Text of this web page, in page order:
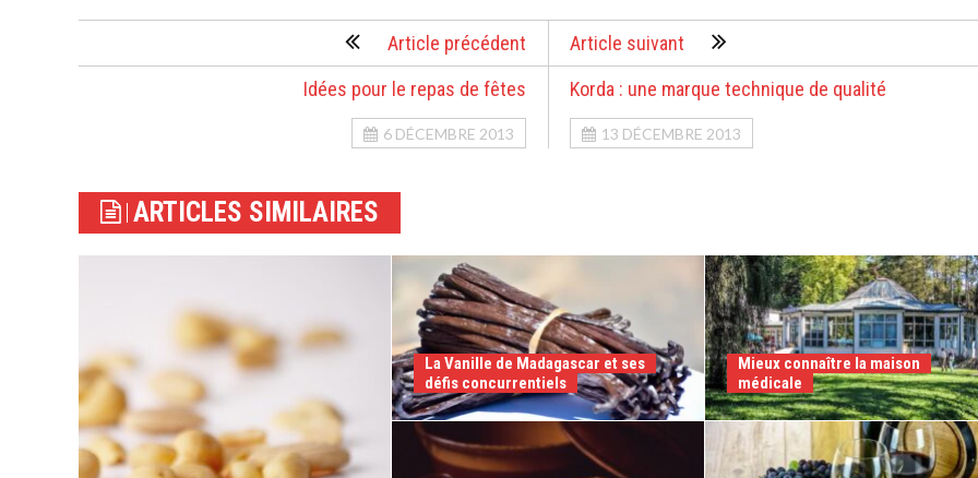
Article précédent
Idées pour le repas de fêtes
6 DÉCEMBRE 2013
Article suivant
Korda : une marque technique de qualité
13 DÉCEMBRE 2013
ARTICLES SIMILAIRES
La Vanille de Madagascar et ses
défis concurrentiels
Mieux connaître la maison
médicale